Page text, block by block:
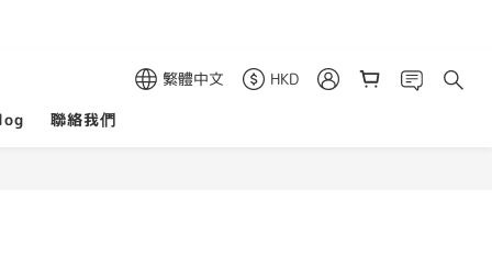
繁體中文
HKD
聯絡我們